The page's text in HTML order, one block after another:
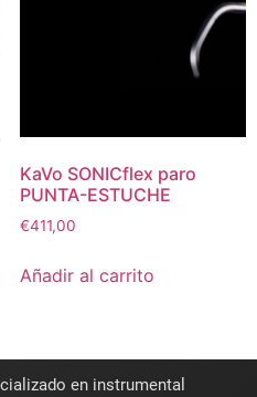
KaVo SONICflex paro
PUNTA-ESTUCHE
€411,00
Añadir al carrito
en instrumental